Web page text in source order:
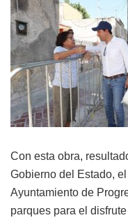
Con esta obra,
Gobierno del Estado,
Ayuntamiento de
parques para el